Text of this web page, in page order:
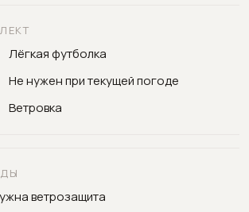
Лёгкая футболка
Не нужен при текущей погоде
Ветровка
ветрозащита